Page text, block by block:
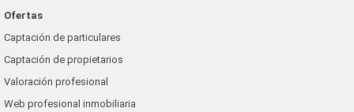
Ofertas
Captación de particulares
Captación de propietarios
Valoración profesional
Web profesional inmobiliaria